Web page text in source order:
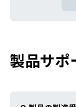
製品サポ